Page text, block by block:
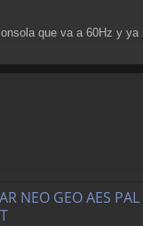
que va a 60Hz y ya
NEO GEO AES